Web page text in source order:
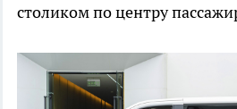
столиком по центру